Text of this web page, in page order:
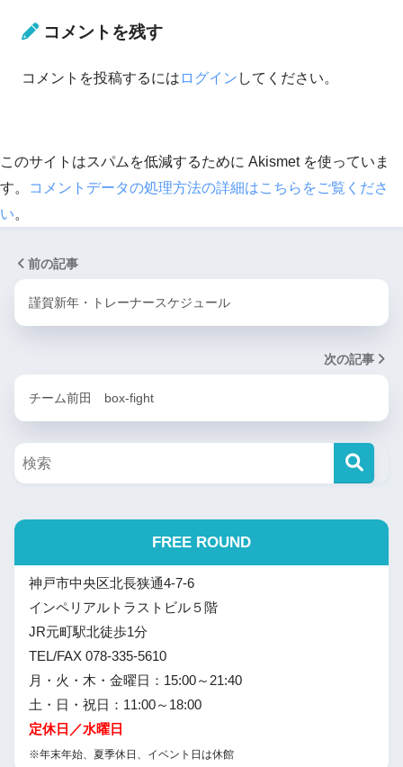
コメントを残す
コメントを投稿するには ログイン してください。
このサイトはスパムを低減するために Akismet を使っていま
す。
コメントデータの処理方法の詳細はこちらをご覧くださ
い。
前の記事
謹賀新年・トレーナースケジュール
次の記事
チーム前田 box-fight
FREE ROUND
神戸市中央区北長狭通4-7-6
インペリアルトラストビル５階
JR元町駅北徒歩1分
TEL/FAX 078-335-5610
月・火・木・金曜日：15:00～21:40
土・日・祝日：11:00～18:00
定休日／水曜日
※年末年始、夏季休日、イベント日は休館